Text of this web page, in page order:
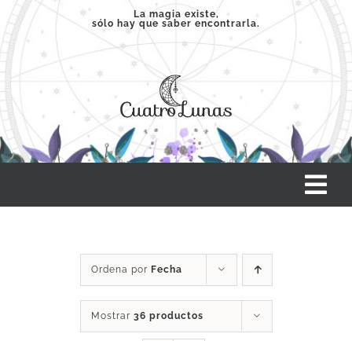
Saltar
contenido
La magia existe,
sólo hay que saber encontrarla.
SERVICIOS
Ordena por Fecha
Mostrar 36 productos